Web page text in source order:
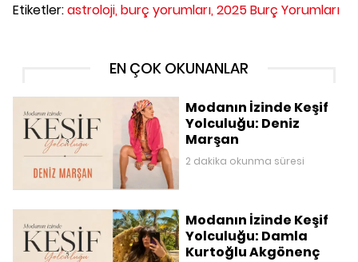
Etiketler:astroloji, burç yorumları, 2025 Burç Yorumları
EN ÇOK OKUNANLAR
Modanın İzinde Keşif
Yolculuğu: Deniz
Marşan
2 dakika okunma süresi
Modanın İzinde Keşif
Yolculuğu: Damla
Kurtoğlu Akgönenç